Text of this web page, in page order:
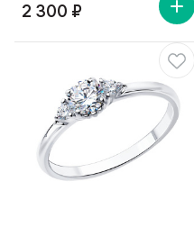
2 300 ₽